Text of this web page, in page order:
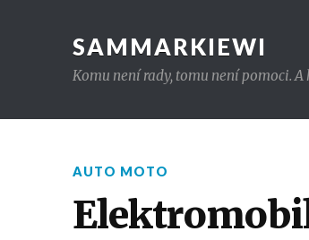
SAMMARKIEWI
Komu není rady, tomu není pomoci.
AUTO MOTO